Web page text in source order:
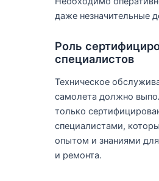
даже незначительные
Роль
специалистов
Техническое
самолета должно
только
специалистами,
опытом и знаниями
и ремонта.